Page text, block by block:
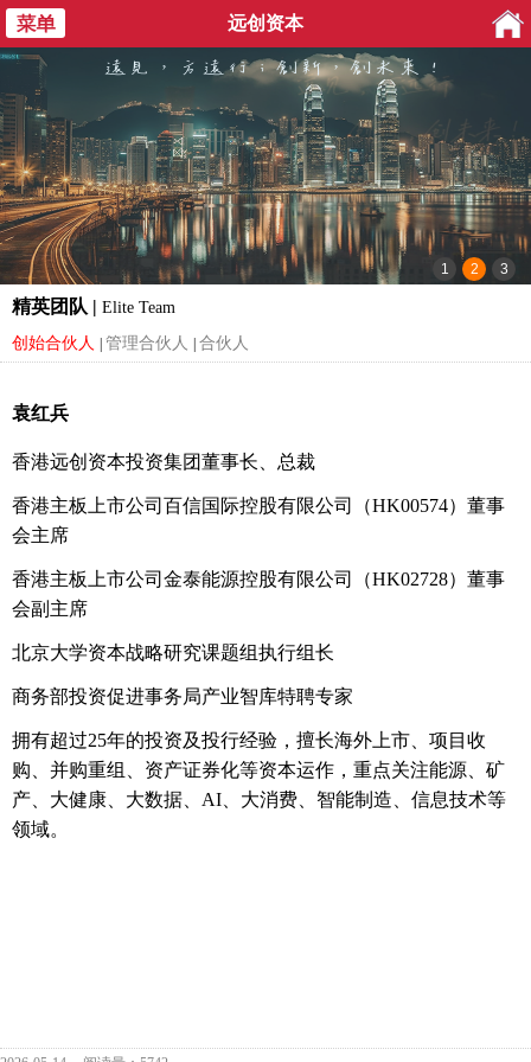
远创资本
精英团队 | Elite Team
创始合伙人
管理合伙人 合伙人
袁红兵
香港远创资本投资集团董事长、总裁
香港主板上市公司百信国际控股有限公司（HK00574）董事
会主席
香港主板上市公司金泰能源控股有限公司（HK02728）董事
会副主席
北京大学资本战略研究课题组执行组长
商务部投资促进事务局产业智库特聘专家
拥有超过25年的投资及投行经验，擅长海外上市、项目收
购、并购重组、资产证券化等资本运作，重点关注能源、矿
产、大健康、大数据、AI、大消费、智能制造、信息技术等
领域。